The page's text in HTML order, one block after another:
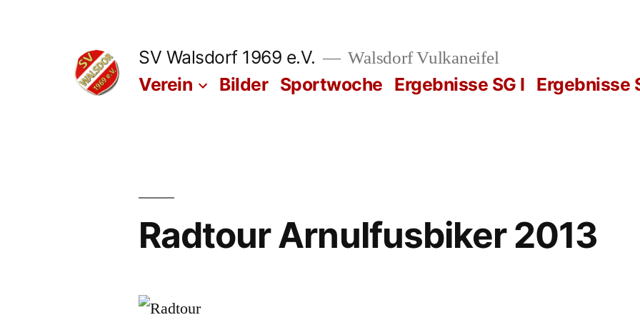
SV Walsdorf 1969 e.V. Walsdorf Vulkaneifel
Verein Bilder Sportwoche Ergebnisse SG I Ergebnisse
Radtour Arnulfusbiker 2013